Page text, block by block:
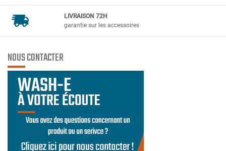
LIVRAISON 72H
garantie sur les accessoires
NOUS CONTACTER